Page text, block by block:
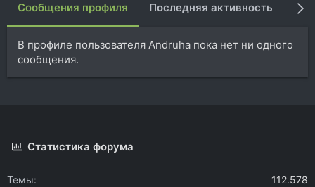
Сообщения профиля Последняя активность
В профиле пользователя Andruha пока нет ни одного
сообщения.
Статистика форума
Темы
112.578